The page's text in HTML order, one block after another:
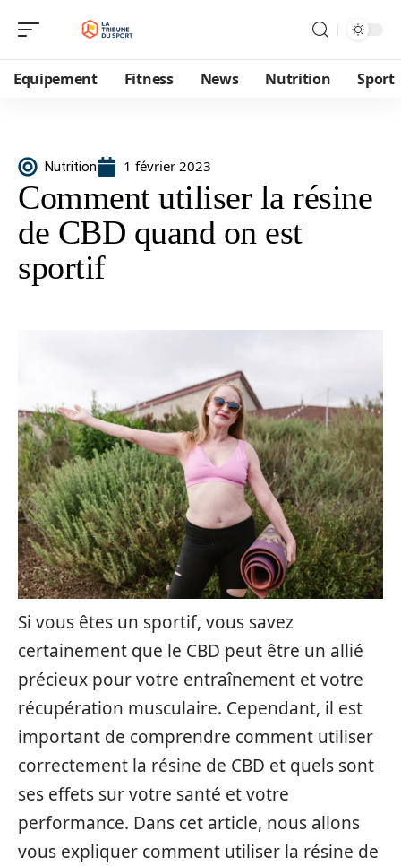
Equipement Fitness News Nutrition Sport
Nutrition 1 février 2023
Comment utiliser la résine
de CBD quand on est
sportif
Si vous êtes un sportif, vous savez
certainement que le CBD peut être un allié
précieux pour votre entraînement et votre
récupération musculaire. Cependant, il est
important de comprendre comment utiliser
correctement la résine de CBD et quels sont
ses effets sur votre santé et votre
performance. Dans cet article, nous allons
vous expliquer comment utiliser la résine de